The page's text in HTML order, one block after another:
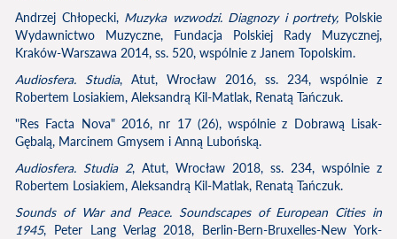
Andrzej Chłopecki, Muzyka wzwodzi. Diagnozy i portrety, Polskie
Wydawnictwo Muzyczne, Fundacja Polskiej Rady Muzycznej,
Kraków-Warszawa 2014, ss. 520, wspólnie z Janem Topolskim.
Audiosfera. Studia, Atut, Wrocław 2016, ss. 234, wspólnie z
Robertem Losiakiem, Aleksandrą Kil-Matlak, Renatą Tańczuk.
"Res Facta Nova" 2016, nr 17 (26), wspólnie z Dobrawą Lisak-
Gębalą, Marcinem Gmysem i Anną Lubońską.
Audiosfera. Studia 2, Atut, Wrocław 2018, ss. 234, wspólnie z
Robertem Losiakiem, Aleksandrą Kil-Matlak, Renatą Tańczuk.
Sounds of War and Peace. Soundscapes of European Cities in
1945, Peter Lang Verlag 2018, Berlin-Bern-Bruxelles-New York-